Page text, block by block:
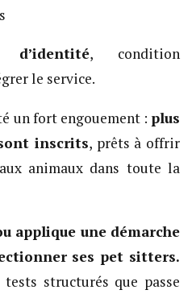
, condition
le service.
un fort engouement : plus
inscrits, prêts à offrir
animaux dans toute la
applique une démarche
ses pet sitters.
structurés que passe